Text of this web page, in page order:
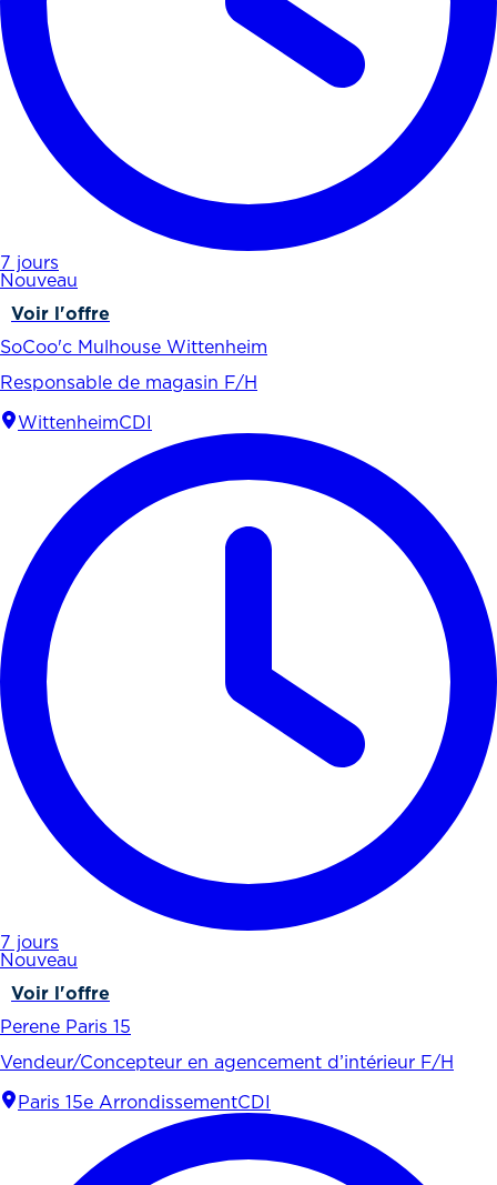
7 jours
Nouveau
Voir l'offre
SoCoo'c Mulhouse Wittenheim
Responsable de magasin F/H
WittenheimCDI
7 jours
Nouveau
Voir l'offre
Perene Paris 15
Vendeur/Concepteur en agencement d’intérieur F/H
Paris 15e ArrondissementCDI